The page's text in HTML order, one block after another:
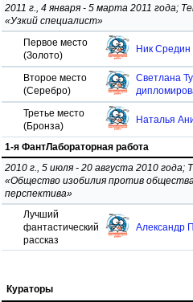
2011 г., 4 января - 5 марта 2011 года;
«Узкий специалист»
Первое место
(Золото)
Ник Средин
Второе место
(Серебро)
Светлана
Третье место
(Бронза)
Наталья
1-я ФантЛабораторная работа
2010 г., 5 июля - 20 августа 2010 года;
«Общество изобилия против
перспектива»
Лучший
фантастический
рассказ
Александр
Кураторы